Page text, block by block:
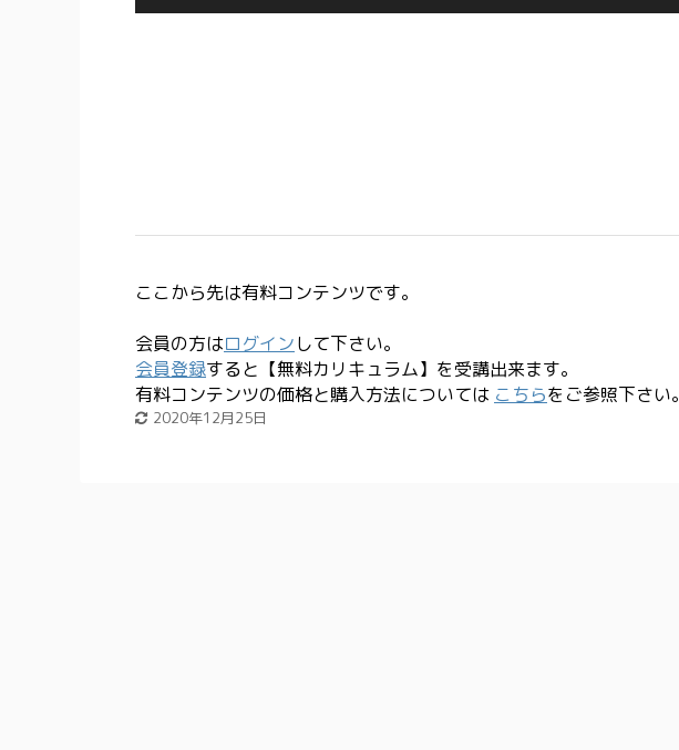
ここから先は有料コンテンツです。
会員の方はログインして下さい。
会員登録すると【無料カリキュラム】を受講出来ます。
有料コンテンツの価格と購入方法については こちらをご参照下さい。
2020年12月25日